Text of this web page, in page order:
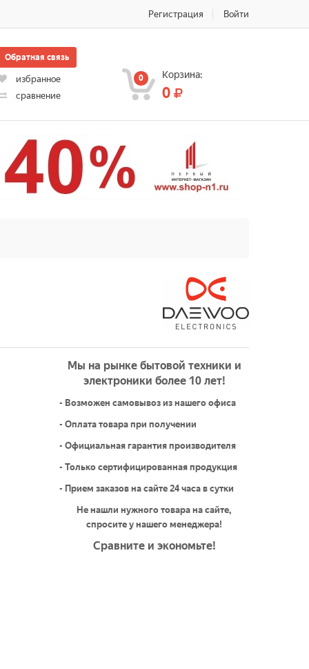
Регистрация Войти
Обратная связь
избранное
сравнение
0 Корзина:
0
Мы на рынке бытовой техники и
электроники более 10 лет!
- Возможен самовывоз из нашего офиса
- Оплата товара при получении
- Официальная гарантия производителя
- Только сертифицированная продукция
- Прием заказов на сайте 24 часа в сутки
Не нашли нужного товара на сайте,
спросите у нашего менеджера!
Сравните и экономьте!